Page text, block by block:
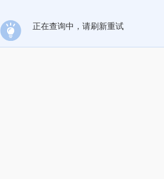
正在查询中，请刷新重试